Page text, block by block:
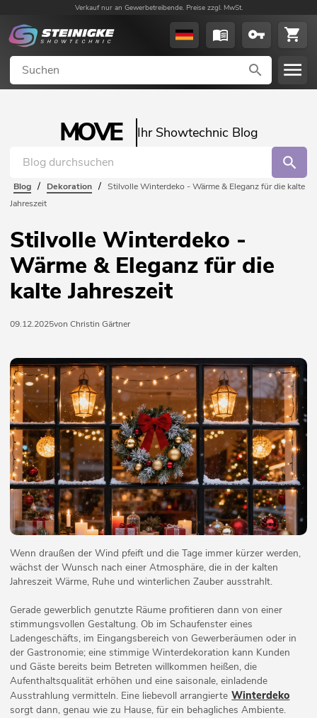
Verkauf nur an Gewerbetreibende. Preise zzgl. MwSt.
MOVE Ihr Showtechnic Blog
Blog / Dekoration / Stilvolle Winterdeko - Wärme & Eleganz für die kalte
Jahreszeit
Stilvolle Winterdeko -
Wärme & Eleganz für die
kalte Jahreszeit
09.12.2025von Christin Gärtner
Wenn draußen der Wind pfeift und die Tage immer kürzer werden,
wächst der Wunsch nach einer Atmosphäre, die in der kalten
Jahreszeit Wärme, Ruhe und winterlichen Zauber ausstrahlt.
Gerade gewerblich genutzte Räume profitieren dann von einer
stimmungsvollen Gestaltung. Ob im Schaufenster eines
Ladengeschäfts, im Eingangsbereich von Gewerberäumen oder in
der Gastronomie; eine stimmige Winterdekoration kann Kunden
und Gäste bereits beim Betreten willkommen heißen, die
Aufenthaltsqualität erhöhen und eine saisonale, einladende
Ausstrahlung vermitteln. Eine liebevoll arrangierte Winterdeko
sorgt dann, genau wie zu Hause, für ein behagliches Ambiente.